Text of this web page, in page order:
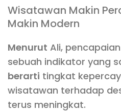
Wisatawan Makin
Makin Modern
Menurut Ali,
sebuah indikator yang
berarti tingkat
wisatawan terhadap
terus meningkat.